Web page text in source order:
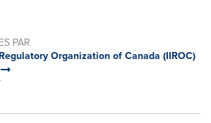
PAR
Organization of Canada (IIROC)